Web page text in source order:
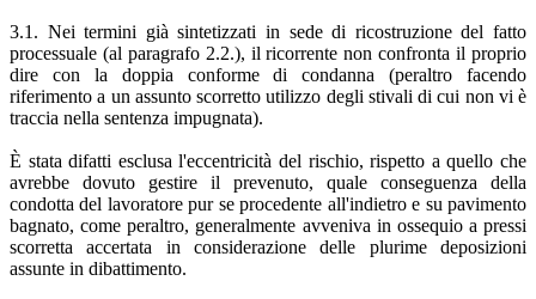
3.1. Nei termini già sintetizzati in sede di ricostruzione del fatto
processuale (al paragrafo 2.2.), il ricorrente non confronta il proprio
dire con la doppia conforme di condanna (peraltro facendo
riferimento a un assunto scorretto utilizzo degli stivali di cui non vi è
traccia nella sentenza impugnata).
È stata difatti esclusa l'eccentricità del rischio, rispetto a quello che
avrebbe dovuto gestire il prevenuto, quale conseguenza della
condotta del lavoratore pur se procedente all'indietro e su pavimento
bagnato, come peraltro, generalmente avveniva in ossequio a pressi
scorretta accertata in considerazione delle plurime deposizioni
assunte in dibattimento.